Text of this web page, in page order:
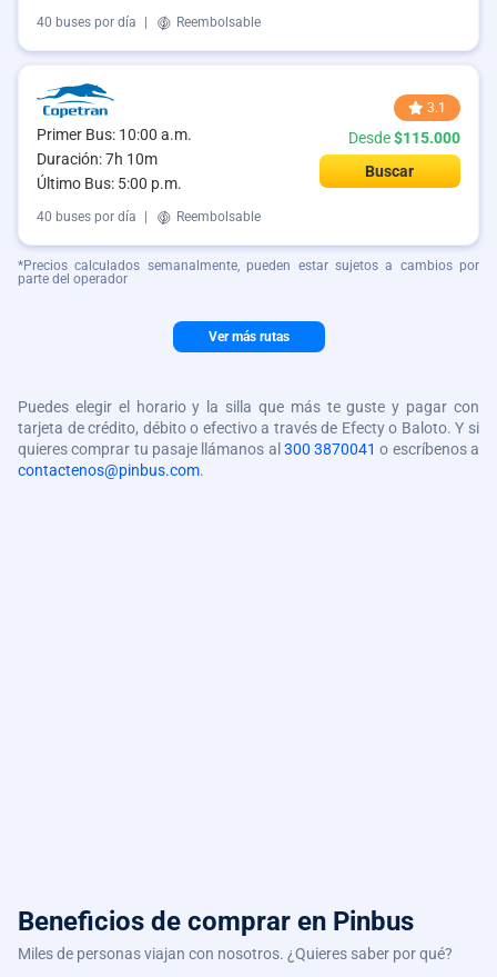
40 buses por día Reembolsable
Primer Bus: 10:00 a.m.
Duración: 7h 10m
Último Bus: 5:00 p.m.
3.1
Desde$115.000
Buscar
40 buses por día Reembolsable
*Precios calculados semanalmente, pueden estar sujetos a cambios por
parte del operador
Ver más rutas
Puedes elegir el horario y la silla que más te guste y pagar con
tarjeta de crédito, débito o efectivo a través de Efecty o Baloto. Y si
quieres comprar tu pasaje llámanos al 300 3870041 o escríbenos a
contactenos@pinbus.com.
Beneficios de comprar en Pinbus
Miles de personas viajan con nosotros. ¿Quieres saber por qué?